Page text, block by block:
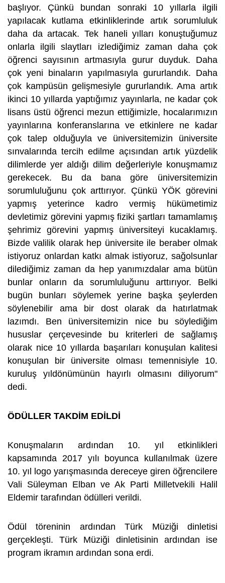
başlıyor. Çünkü bundan sonraki 10 yıllarla ilgili
yapılacak kutlama etkinliklerinde artık sorumluluk
daha da artacak. Tek haneli yılları konuştuğumuz
onlarla ilgili slaytları izlediğimiz zaman daha çok
öğrenci sayısının artmasıyla gurur duyduk. Daha
çok yeni binaların yapılmasıyla gururlandık. Daha
çok kampüsün gelişmesiyle gururlandık. Ama artık
ikinci 10 yıllarda yaptığımız yayınlarla, ne kadar çok
lisans üstü öğrenci mezun ettiğimizle, hocalarımızın
yayınlarına konferanslarına ve etkinlere ne kadar
çok talep olduğuyla ve üniversitemizin üniversite
sınvalarında tercih edilme açısından artık yüzdelik
dilimlerde yer aldığı dilim değerleriyle konuşmamız
gerekecek. Bu da bana göre üniversitemizin
sorumluluğunu çok arttırıyor. Çünkü YÖK görevini
yapmış yeterince kadro vermiş hükümetimiz
devletimiz görevini yapmış fiziki şartları tamamlamış
şehrimiz görevini yapmış üniversiteyi kucaklamış.
Bizde valilik olarak hep üniversite ile beraber olmak
istiyoruz onlardan katkı almak istiyoruz, sağolsunlar
dilediğimiz zaman da hep yanımızdalar ama bütün
bunlar onların da sorumluluğunu arttırıyor. Belki
bugün bunları söylemek yerine başka şeylerden
söylenebilir ama bir dost olarak da hatırlatmak
lazımdı. Ben üniversitemizin nice bu söylediğim
hususlar çerçevesinde bu kriterleri de sağlamış
olarak nice 10 yıllarda başarıları konuşulan kalitesi
konuşulan bir üniversite olması temennisiyle 10.
kuruluş yıldönümünün hayırlı olmasını diliyorum"
dedi.
ÖDÜLLER TAKDİM EDİLDİ
Konuşmaların ardından 10. yıl etkinlikleri
kapsamında 2017 yılı boyunca kullanılmak üzere
10. yıl logo yarışmasında dereceye giren öğrencilere
Vali Süleyman Elban ve Ak Parti Milletvekili Halil
Eldemir tarafından ödülleri verildi.
Ödül töreninin ardından Türk Müziği dinletisi
gerçekleşti. Türk Müziği dinletisinin ardından ise
program ikramın ardından sona erdi.